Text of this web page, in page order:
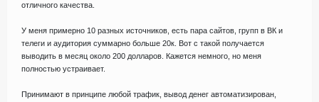
отличного качества.
У меня примерно 10 разных источников, есть пара сайтов, групп в ВК и
телеги и аудитория суммарно больше 20к. Вот с такой получается
выводить в месяц около 200 долларов. Кажется немного, но меня
полностью устраивает.
Принимают в принципе любой трафик, вывод денег автоматизирован,